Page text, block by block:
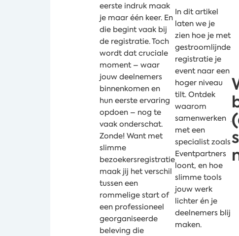
eerste indruk maak
je maar één keer. En
die begint vaak bij
de registratie. Toch
wordt dat cruciale
moment – waar
jouw deelnemers
binnenkomen en
hun eerste ervaring
opdoen – nog te
vaak onderschat.
Zonde! Want met
slimme
bezoekersregistratie
maak jij het verschil
tussen een
rommelige start of
een professioneel
georganiseerde
beleving die
In dit artikel
laten we je
zien hoe je met
gestroomlijnde
registratie je
event naar een
hoger niveau
tilt. Ontdek
waarom
samenwerken
met een
specialist zoals
Eventpartners
loont, en hoe
slimme tools
jouw werk
lichter én je
deelnemers blij
maken.